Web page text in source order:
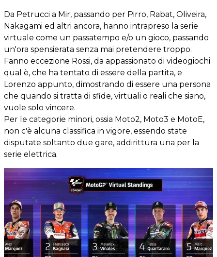
Da Petrucci a Mir, passando per Pirro, Rabat, Oliveira,
Nakagami ed altri ancora, hanno intrapreso la serie
virtuale come un passatempo e/o un gioco, passando
un'ora spensierata senza mai pretendere troppo.
Fanno eccezione Rossi, da appassionato di videogiochi
qual è, che ha tentato di essere della partita, e
Lorenzo appunto, dimostrando di essere una persona
che quando si tratta di sfide, virtuali o reali che siano,
vuole solo vincere.
Per le categorie minori, ossia Moto2, Moto3 e MotoE,
non c'è alcuna classifica in vigore, essendo state
disputate soltanto due gare, addirittura una per la
serie elettrica.